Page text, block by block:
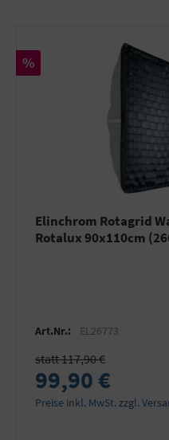
Rabatt
%
Elinchrom Rotagrid
Rotalux 90x110cm
Art.Nr.: EL26773
statt 117,90 €
99,90 €
Preise inkl. MwSt. zzgl.